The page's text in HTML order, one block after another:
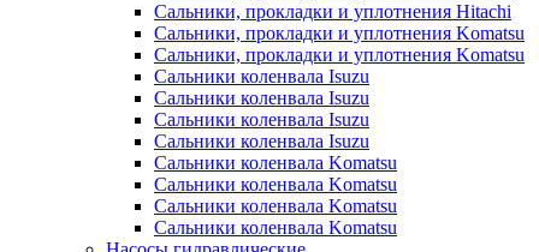
Сальники, прокладки и уплотнения Hitachi
Сальники, прокладки и уплотнения Komatsu
Сальники, прокладки и уплотнения Komatsu
Сальники коленвала Isuzu
Сальники коленвала Isuzu
Сальники коленвала Isuzu
Сальники коленвала Isuzu
Сальники коленвала Komatsu
Сальники коленвала Komatsu
Сальники коленвала Komatsu
Сальники коленвала Komatsu